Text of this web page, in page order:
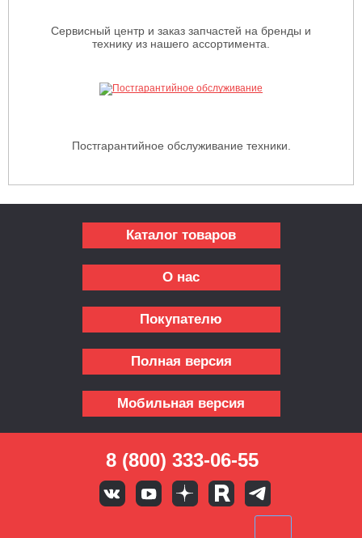
Сервисный центр и заказ запчастей на бренды и
технику из нашего ассортимента.
Постгарантийное обслуживание техники.
Каталог товаров
О нас
Покупателю
Полная версия
Мобильная версия
8 (800) 333-06-55